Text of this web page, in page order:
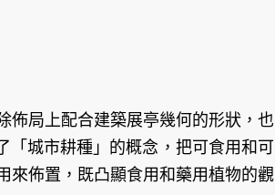
佈局上配合建築展亭幾何的形狀，也
城市耕種」的概念，把可食用和可
來佈置，既凸顯食用和藥用植物的觀